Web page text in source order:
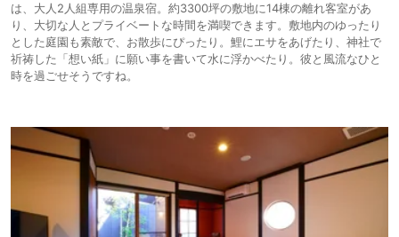
は、大人2人組専用の温泉宿。約3300坪の敷地に14棟の離れ客室があ
り、大切な人とプライベートな時間を満喫できます。敷地内のゆったり
とした庭園も素敵で、お散歩にぴったり。鯉にエサをあげたり、神社で
祈祷した「想い紙」に願い事を書いて水に浮かべたり。彼と風流なひと
時を過ごせそうですね。